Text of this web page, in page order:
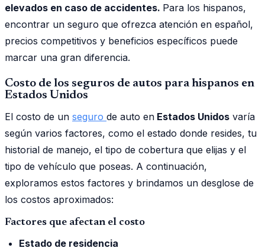
elevados en caso de accidentes. Para los hispanos,
encontrar un seguro que ofrezca atención en español,
precios competitivos y beneficios específicos puede
marcar una gran diferencia.
Costo de los seguros de autos para hispanos en
Estados Unidos
El costo de un seguro de auto en Estados Unidos varía
según varios factores, como el estado donde resides, tu
historial de manejo, el tipo de cobertura que elijas y el
tipo de vehículo que poseas. A continuación,
exploramos estos factores y brindamos un desglose de
los costos aproximados:
Factores que afectan el costo
Estado de residencia